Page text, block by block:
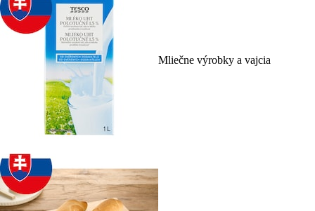
Mliečne výrobky a vajcia